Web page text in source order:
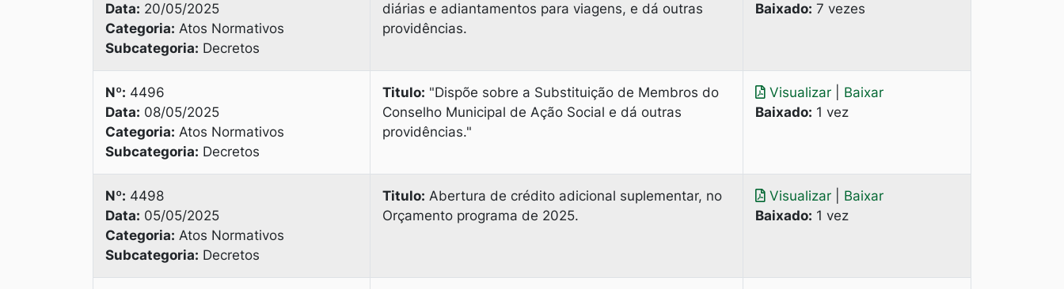
Data: 20/05/2025
Categoria: Atos Normativos
Subcategoria: Decretos
diárias e adiantamentos para viagens, e dá outras
providências.
Baixado: 7 vezes
Nº: 4496
Data: 08/05/2025
Categoria: Atos Normativos
Subcategoria: Decretos
Titulo: "Dispõe sobre a Substituição de Membros do
Conselho Municipal de Ação Social e dá outras
providências."
Visualizar
Baixar
Baixado: 1 vez
Nº: 4498
Data: 05/05/2025
Categoria: Atos Normativos
Subcategoria: Decretos
Titulo: Abertura de crédito adicional suplementar, no
Orçamento programa de 2025.
Visualizar
Baixar
Baixado: 1 vez